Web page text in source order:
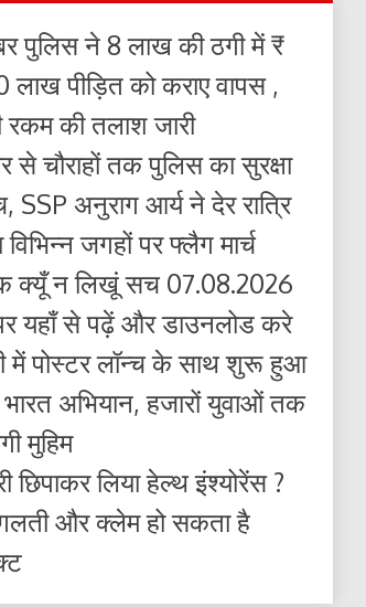
पुलिस ने 8 लाख की ठगी में ₹
लाख पीड़ित को कराए वापस ,
रकम की तलाश जारी
से चौराहों तक पुलिस का सुरक्षा
SSP अनुराग आर्य ने देर रात्रि
विभिन्न जगहों पर फ्लैग मार्च
क्यूँ न लिखूं सच 07.08.2026
यहाँ से पढ़ें और डाउनलोड करे
में पोस्टर लॉन्च के साथ शुरू हुआ
भारत अभियान, हजारों युवाओं तक
मुहिम
छिपाकर लिया हेल्थ इंश्योरेंस ?
और क्लेम हो सकता है